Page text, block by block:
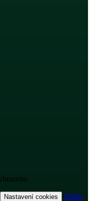
Nastavení cookies ·Made